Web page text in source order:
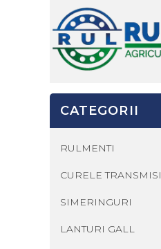
CATEGORII
RULMENTI
CURELE
SIMERINGURI
LANTURI GALL